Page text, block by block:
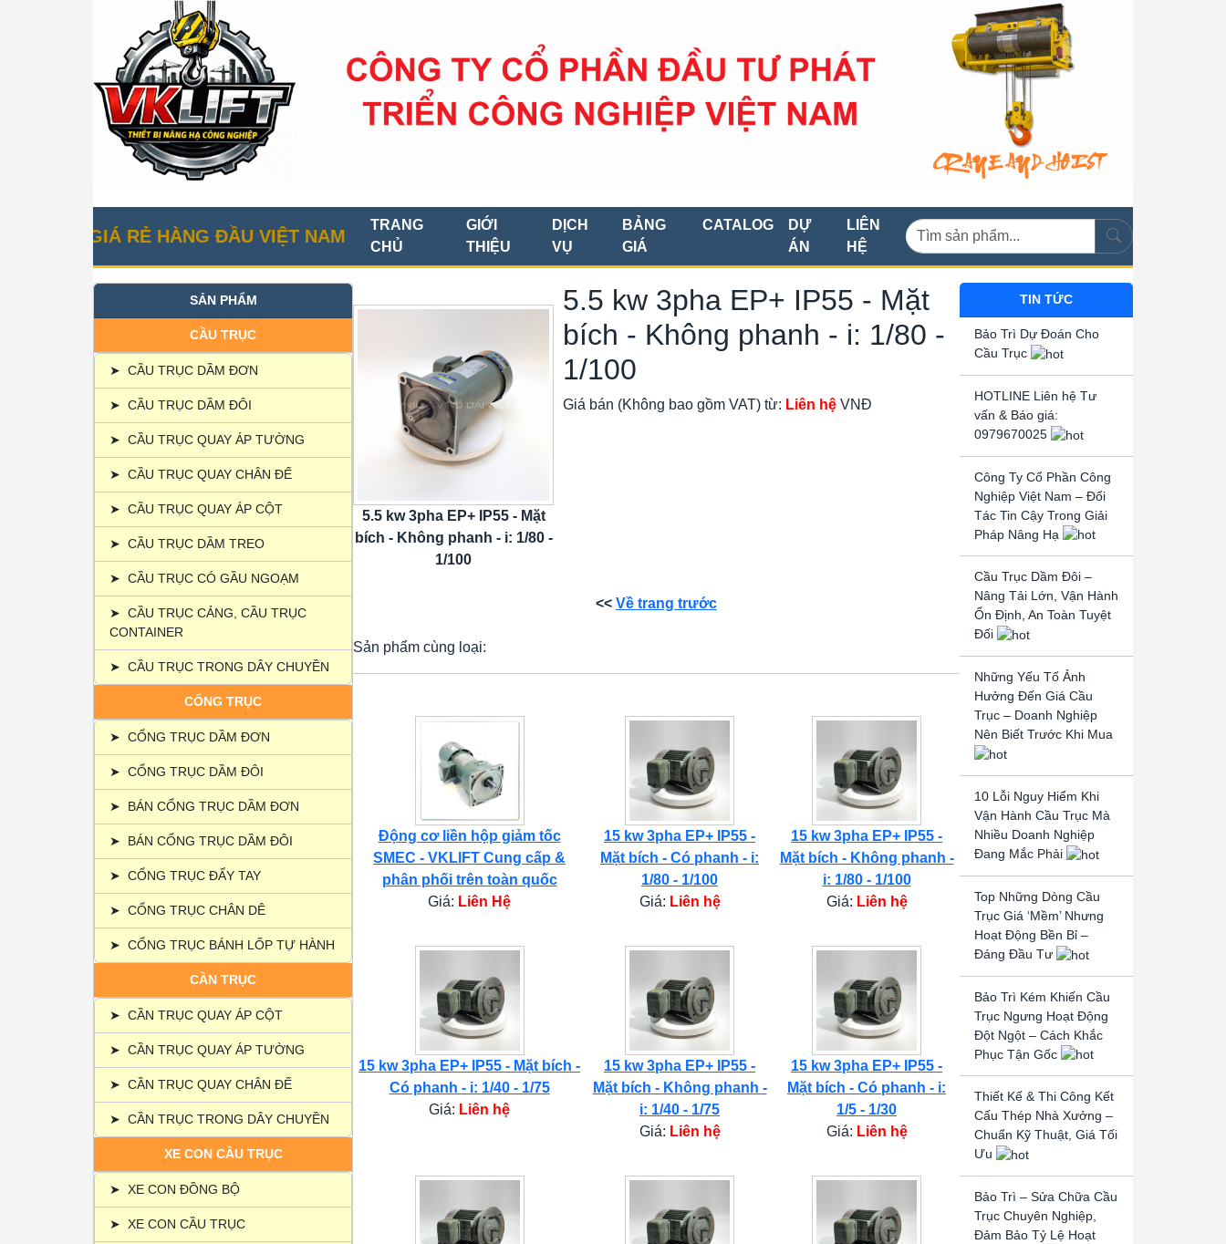
GIÁ RẺ HÀNG ĐẦU VIỆT NAM
TRANG
CHỦ
GIỚI
THIỆU
DỊCH
VỤ
BẢNG
GIÁ
CATALOG
DỰ
ÁN
LIÊN
HỆ
SẢN PHẨM
CẦU TRỤC
➤ CẦU TRỤC DẦM ĐƠN
➤ CẦU TRỤC DẦM ĐÔI
➤ CẦU TRỤC QUAY ÁP TƯỜNG
➤ CẦU TRỤC QUAY CHÂN ĐẾ
➤ CẦU TRỤC QUAY ÁP CỘT
➤ CẦU TRỤC DẦM TREO
➤ CẦU TRỤC CÓ GẦU NGOẠM
➤ CẦU TRỤC CẢNG, CẦU TRỤC
CONTAINER
➤ CẦU TRỤC TRONG DÂY CHUYỀN
CỔNG TRỤC
➤ CỔNG TRỤC DẦM ĐƠN
➤ CỔNG TRỤC DẦM ĐÔI
➤ BÁN CỔNG TRỤC DẦM ĐƠN
➤ BÁN CỔNG TRỤC DẦM ĐÔI
➤ CỔNG TRỤC ĐẨY TAY
➤ CỔNG TRỤC CHÂN DÊ
➤ CỔNG TRỤC BÁNH LỐP TỰ HÀNH
CẦN TRỤC
➤ CẦN TRỤC QUAY ÁP CỘT
➤ CẦN TRỤC QUAY ÁP TƯỜNG
➤ CẦN TRỤC QUAY CHÂN ĐẾ
➤ CẦN TRỤC TRONG DÂY CHUYỀN
XE CON CẦU TRỤC
➤ XE CON ĐỒNG BỘ
➤ XE CON CẦU TRỤC
5.5 kw 3pha EP+ IP55 - Mặt
bích - Không phanh - i: 1/80 -
1/100
5.5 kw 3pha EP+ IP55 - Mặt
bích - Không phanh - i: 1/80 -
1/100
Giá bán (Không bao gồm VAT) từ: Liên hệ VNĐ
<< Về trang trước
Sản phẩm cùng loại:
Động cơ liền hộp giảm tốc
SMEC - VKLIFT Cung cấp &
phân phối trên toàn quốc
Giá: Liên Hệ
15 kw 3pha EP+ IP55 -
Mặt bích - Có phanh - i:
1/80 - 1/100
Giá: Liên hệ
15 kw 3pha EP+ IP55 -
Mặt bích - Không phanh -
i: 1/80 - 1/100
Giá: Liên hệ
15 kw 3pha EP+ IP55 - Mặt bích -
Có phanh - i: 1/40 - 1/75
Giá: Liên hệ
15 kw 3pha EP+ IP55 -
Mặt bích - Không phanh -
i: 1/40 - 1/75
Giá: Liên hệ
15 kw 3pha EP+ IP55 -
Mặt bích - Có phanh - i:
1/5 - 1/30
Giá: Liên hệ
TIN TỨC
Bảo Trì Dự Đoán Cho
Cầu Trục
HOTLINE Liên hệ Tư
vấn & Báo giá:
0979670025
Công Ty Cổ Phần Công
Nghiệp Việt Nam – Đối
Tác Tin Cậy Trong Giải
Pháp Nâng Hạ
Cầu Trục Dầm Đôi –
Nâng Tải Lớn, Vận Hành
Ổn Định, An Toàn Tuyệt
Đối
Những Yếu Tố Ảnh
Hưởng Đến Giá Cầu
Trục – Doanh Nghiệp
Nên Biết Trước Khi Mua
10 Lỗi Nguy Hiểm Khi
Vận Hành Cầu Trục Mà
Nhiều Doanh Nghiệp
Đang Mắc Phải
Top Những Dòng Cầu
Trục Giá ‘Mềm’ Nhưng
Hoạt Động Bền Bỉ –
Đáng Đầu Tư
Bảo Trì Kém Khiến Cầu
Trục Ngưng Hoạt Động
Đột Ngột – Cách Khắc
Phục Tận Gốc
Thiết Kế & Thi Công Kết
Cấu Thép Nhà Xưởng –
Chuẩn Kỹ Thuật, Giá Tối
Ưu
Bảo Trì – Sửa Chữa Cầu
Trục Chuyên Nghiệp,
Đảm Bảo Tỷ Lệ Hoạt